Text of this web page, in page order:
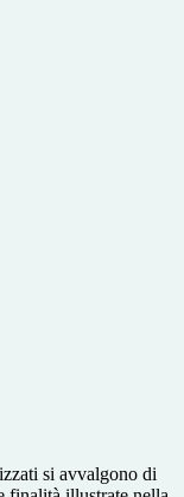
si avvalgono di